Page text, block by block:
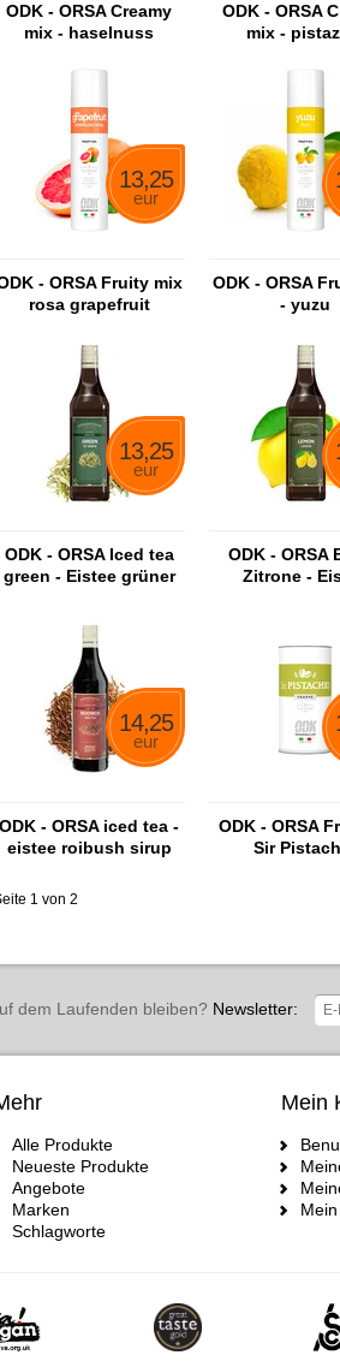
ODK - ORSA Creamy
mix - haselnuss
ODK - ORSA
mix -
13,25
eur
- ORSA Fruity mix
rosa grapefruit
ODK - ORSA
- yuzu
13,25
eur
ODK - ORSA Iced tea
green - Eistee grüner
ODK - ORSA
Zitrone -
14,25
eur
ODK - ORSA iced tea -
eistee roibush sirup
ODK - ORSA
Sir
1 von 2
dem Laufenden bleiben?Newsletter:
Alle Produkte
Neueste Produkte
Angebote
Marken
Schlagworte
Mein